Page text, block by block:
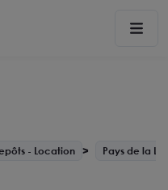
- Location Pays de la